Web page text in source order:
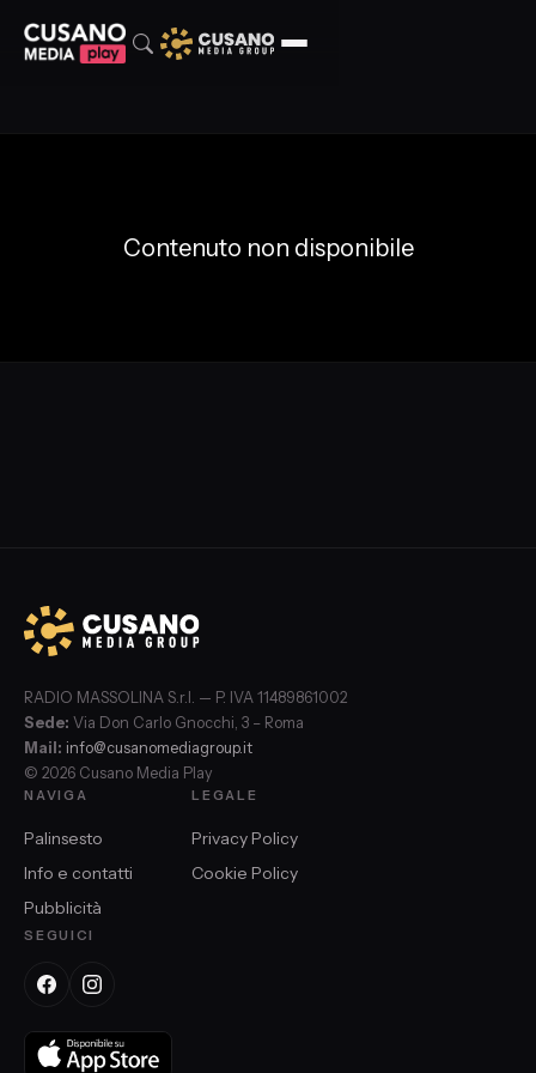
Contenuto non disponibile
RADIO MASSOLINA S.r.l. — P. IVA 11489861002
Sede: Via Don Carlo Gnocchi, 3 – Roma
Mail: info@cusanomediagroup.it
© 2026 Cusano Media Play
NAVIGA
Palinsesto
Info e contatti
Pubblicità
LEGALE
Privacy Policy
Cookie Policy
SEGUICI